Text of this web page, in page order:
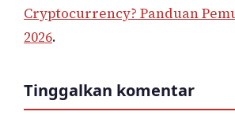
Cryptocurrency? Panduan
2026.
Tinggalkan komentar